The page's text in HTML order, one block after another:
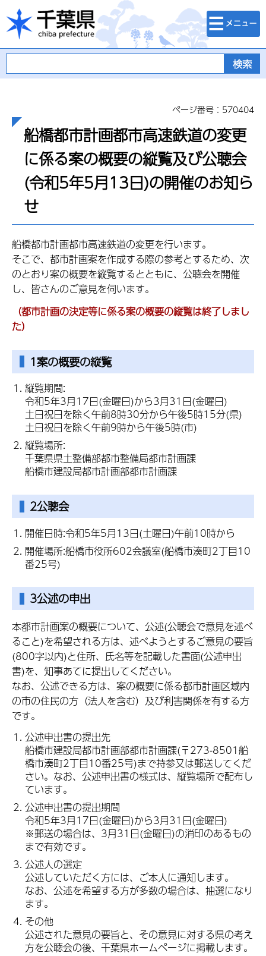
千葉県
検索・メニュ
ー
ページ番号：570404
船橋都市計画都市高速鉄道の変更
に係る案の概要の縦覧及び公聴会
(令和5年5月13日)の開催のお知ら
せ
船橋都市計画都市高速鉄道の変更を行います。
そこで、都市計画案を作成する際の参考とするため、次
のとおり案の概要を縦覧するとともに、公聴会を開催
し、皆さんのご意見を伺います。
（都市計画の決定等に係る案の概要の縦覧は終了しまし
た）
1案の概要の縦覧
縦覧期間:
令和5年3月17日(金曜日)から3月31日(金曜日)
土日祝日を除く午前8時30分から午後5時15分(県)
土日祝日を除く午前9時から午後5時(市)
縦覧場所:
千葉県県土整備部都市整備局都市計画課
船橋市建設局都市計画部都市計画課
2公聴会
開催日時:令和5年5月13日(土曜日)午前10時から
開催場所:船橋市役所602会議室(船橋市湊町2丁目10
番25号)
3公述の申出
本都市計画案の概要について、公述(公聴会で意見を述べ
ること)を希望される方は、述べようとするご意見の要旨
(800字以内)と住所、氏名等を記載した書面(公述申出
書)を、知事あてに提出してください。
なお、公述できる方は、案の概要に係る都市計画区域内
の市の住民の方（法人を含む）及び利害関係を有する方
です。
公述申出書の提出先
船橋市建設局都市計画部都市計画課(〒273-8501船
橋市湊町2丁目10番25号)まで持参又は郵送してくだ
さい。なお、公述申出書の様式は、縦覧場所で配布し
ています。
公述申出書の提出期間
令和5年3月17日(金曜日)から3月31日(金曜日)
※郵送の場合は、3月31日(金曜日)の消印のあるもの
まで有効です。
公述人の選定
公述していただく方には、ご本人に通知します。
なお、公述を希望する方が多数の場合は、抽選になり
ます。
その他
公述された意見の要旨と、その意見に対する県の考え
方を公聴会の後、千葉県ホームページに掲載します。